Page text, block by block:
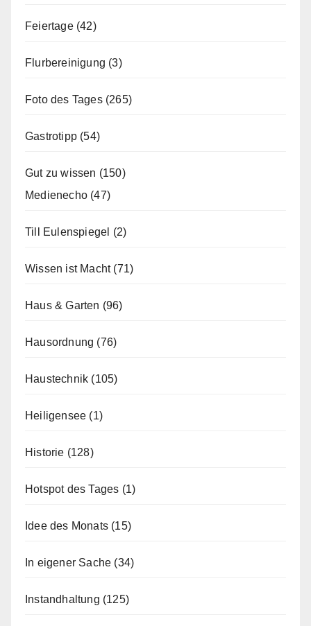
Feiertage(42)
Flurbereinigung (3)
Foto des Tages(265)
Gastrotipp (54)
Gut zu wissen (150)
Medienecho (47)
Till Eulenspiegel (2)
Wissen ist Macht(71)
Haus & Garten (96)
Hausordnung (76)
Haustechnik (105)
Heiligensee (1)
Historie (128)
Hotspot des Tages (1)
Idee des Monats (15)
In eigener Sache (34)
Instandhaltung (125)